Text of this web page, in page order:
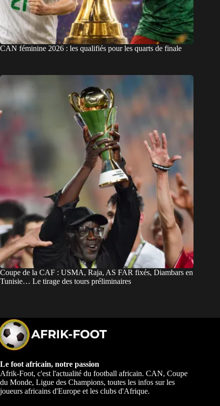
CAN féminine 2026 : les qualifiés pour les quarts de finale
Coupe de la CAF : USMA, Raja, AS FAR fixés, Diambars en
Tunisie… Le tirage des tours préliminaires
Le foot africain, notre passion
Afrik-Foot, c'est l'actualité du football africain. CAN, Coupe
du Monde, Ligue des Champions, toutes les infos sur les
joueurs africains d'Europe et les clubs d'Afrique.